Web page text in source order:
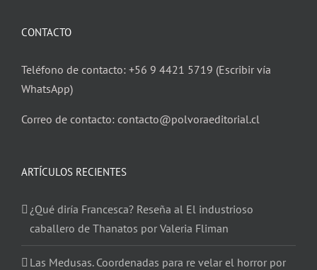
CONTACTO
Teléfono de contacto: +56 9 4421 5719 (Escribir vía
WhatsApp)
Correo de contacto: contacto@polvoraeditorial.cl
ARTÍCULOS RECIENTES
¿Qué diría Francesca? Reseña al El industrioso
caballero de Thanatos por Valeria Fliman
Las Medusas. Coordenadas para re velar el horror por